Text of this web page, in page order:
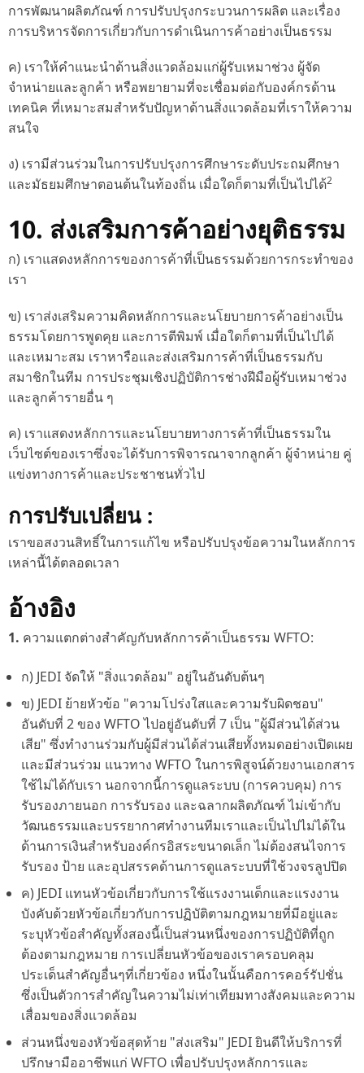
การพัฒนาผลิตภัณฑ์ การปรับปรุงกระบวนการผลิต และเรื่อง
การบริหารจัดการเกี่ยวกับการดำเนินการค้าอย่างเป็นธรรม
ค) เราให้คำแนะนำด้านสิ่งแวดล้อมแก่ผู้รับเหมาช่วง ผู้จัด
จำหน่ายและลูกค้า หรือพยายามที่จะเชื่อมต่อกับองค์กรด้าน
เทคนิค ที่เหมาะสมสำหรับปัญหาด้านสิ่งแวดล้อมที่เราให้ความ
สนใจ
ง) เรามีส่วนร่วมในการปรับปรุงการศึกษาระดับประถมศึกษา
และมัธยมศึกษาตอนต้นในท้องถิ่น เมื่อใดก็ตามที่เป็นไปได้2
10. ส่งเสริมการค้าอย่างยุติธรรม
ก) เราแสดงหลักการของการค้าที่เป็นธรรมด้วยการกระทำของ
เรา
ข) เราส่งเสริมความคิดหลักการและนโยบายการค้าอย่างเป็น
ธรรมโดยการพูดคุย และการตีพิมพ์ เมื่อใดก็ตามที่เป็นไปได้
และเหมาะสม เราหารือและส่งเสริมการค้าที่เป็นธรรมกับ
สมาชิกในทีม การประชุมเชิงปฏิบัติการช่างฝีมือผู้รับเหมาช่วง
และลูกค้ารายอื่น ๆ
ค) เราแสดงหลักการและนโยบายทางการค้าที่เป็นธรรมใน
เว็บไซต์ของเราซึ่งจะได้รับการพิจารณาจากลูกค้า ผู้จำหน่าย คู่
แข่งทางการค้าและประชาชนทั่วไป
การปรับเปลี่ยน :
เราขอสงวนสิทธิ์ในการแก้ไข หรือปรับปรุงข้อความในหลักการ
เหล่านี้ได้ตลอดเวลา
อ้างอิง
1. ความแตกต่างสำคัญกับหลักการค้าเป็นธรรม WFTO:
ก) JEDI จัดให้ "สิ่งแวดล้อม" อยู่ในอันดับต้นๆ
ข) JEDI ย้ายหัวข้อ "ความโปร่งใสและความรับผิดชอบ"
อันดับที่ 2 ของ WFTO ไปอยู่อันดับที่ 7 เป็น "ผู้มีส่วนได้ส่วน
เสีย" ซึ่งทำงานร่วมกับผู้มีส่วนได้ส่วนเสียทั้งหมดอย่างเปิดเผย
และมีส่วนร่วม แนวทาง WFTO ในการพิสูจน์ด้วยงานเอกสาร
ใช้ไม่ได้กับเรา นอกจากนี้การดูแลระบบ (การควบคุม) การ
รับรองภายนอก การรับรอง และฉลากผลิตภัณฑ์ ไม่เข้ากับ
วัฒนธรรมและบรรยากาศทำงานทีมเราและเป็นไปไม่ได้ใน
ด้านการเงินสำหรับองค์กรอิสระขนาดเล็ก ไม่ต้องสนไจการ
รับรอง ป้าย และอุปสรรคด้านการดูแลระบบที่ใช้วงจรลูปปิด
ค) JEDI แทนหัวข้อเกี่ยวกับการใช้แรงงานเด็กและแรงงาน
บังคับด้วยหัวข้อเกี่ยวกับการปฏิบัติตามกฎหมายที่มีอยู่และ
ระบุหัวข้อสำคัญทั้งสองนี้เป็นส่วนหนึ่งของการปฏิบัติที่ถูก
ต้องตามกฎหมาย การเปลี่ยนหัวข้อของเราครอบคลุม
ประเด็นสำคัญอื่นๆที่เกี่ยวข้อง หนึ่งในนั้นคือการคอร์รัปชั่น
ซึ่งเป็นตัวการสำคัญในความไม่เท่าเทียมทางสังคมและความ
เสื่อมของสิ่งแวดล้อม
ส่วนหนึ่งของหัวข้อสุดท้าย "ส่งเสริม" JEDI ยินดีให้บริการที่
ปรึกษามืออาชีพแก่ WFTO เพื่อปรับปรุงหลักการและ